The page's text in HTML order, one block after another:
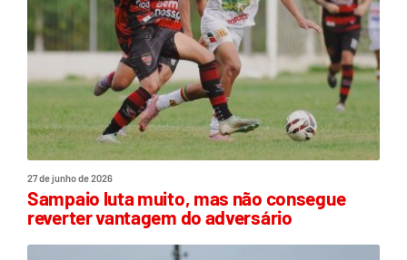
27 de junho de 2026
Sampaio luta muito, mas não consegue
reverter vantagem do adversário